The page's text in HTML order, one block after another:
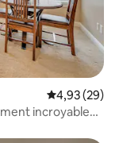
Évaluation
4,93 (29)
incroyable